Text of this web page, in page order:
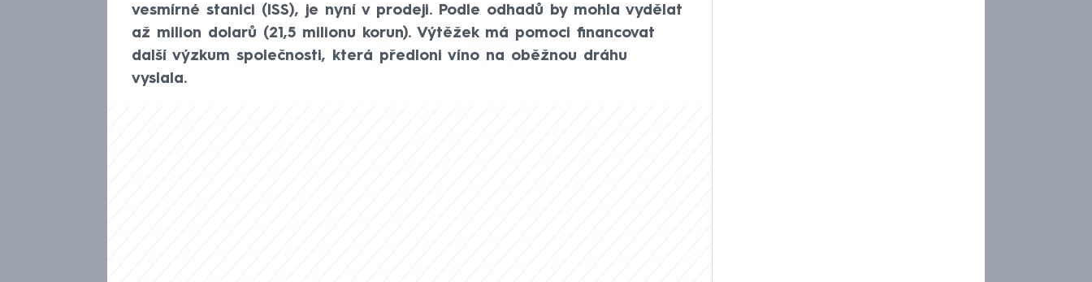
vesmírné stanici (ISS), je nyní v prodeji. Podle odhadů by mohla vydělat
až milion dolarů (21,5 milionu korun). Výtěžek má pomoci financovat
další výzkum společnosti, která předloni víno na oběžnou dráhu
vyslala.